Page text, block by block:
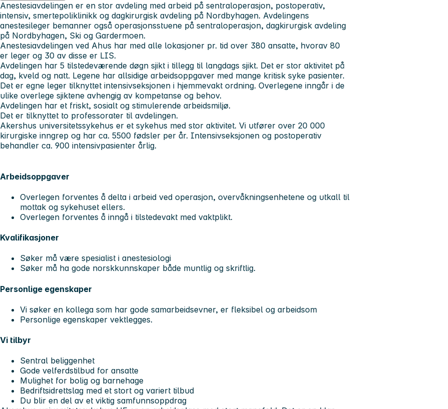
Anestesiavdelingen er en stor avdeling med arbeid på sentraloperasjon, postoperativ,
intensiv, smertepoliklinikk og dagkirurgisk avdeling på Nordbyhagen. Avdelingens
anestesileger bemanner også operasjonsstuene på sentraloperasjon, dagkirurgisk avdeling
på Nordbyhagen, Ski og Gardermoen.
Anestesiavdelingen ved Ahus har med alle lokasjoner pr. tid over 380 ansatte, hvorav 80
er leger og 30 av disse er LIS.
Avdelingen har 5 tilstedeværende døgn sjikt i tillegg til langdags sjikt. Det er stor aktivitet på
dag, kveld og natt. Legene har allsidige arbeidsoppgaver med mange kritisk syke pasienter.
Det er egne leger tilknyttet intensivseksjonen i hjemmevakt ordning. Overlegene inngår i de
ulike overlege sjiktene avhengig av kompetanse og behov.
Avdelingen har et friskt, sosialt og stimulerende arbeidsmiljø.
Det er tilknyttet to professorater til avdelingen.
Akershus universitetssykehus er et sykehus med stor aktivitet. Vi utfører over 20 000
kirurgiske inngrep og har ca. 5500 fødsler per år. Intensivseksjonen og postoperativ
behandler ca. 900 intensivpasienter årlig.
Arbeidsoppgaver
Overlegen forventes å delta i arbeid ved operasjon, overvåkningsenhetene og utkall til
mottak og sykehuset ellers.
Overlegen forventes å inngå i tilstedevakt med vaktplikt.
Kvalifikasjoner
Søker må være spesialist i anestesiologi
Søker må ha gode norskkunnskaper både muntlig og skriftlig.
Personlige egenskaper
Vi søker en kollega som har gode samarbeidsevner, er fleksibel og arbeidsom
Personlige egenskaper vektlegges.
Vi tilbyr
Sentral beliggenhet
Gode velferdstilbud for ansatte
Mulighet for bolig og barnehage
Bedriftsidrettslag med et stort og variert tilbud
Du blir en del av et viktig samfunnsoppdrag